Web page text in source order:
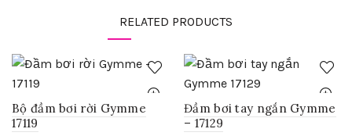
RELATED PRODUCTS
Bộ đầm bơi rời Gymme
17119
Đầm bơi tay ngắn Gymme
– 17129